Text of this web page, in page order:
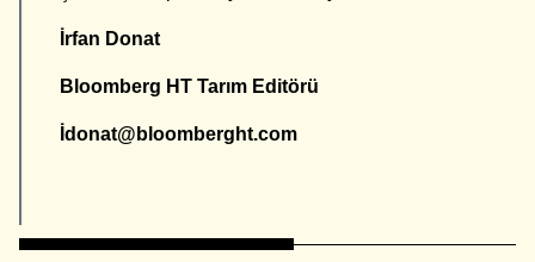
İrfan Donat
Bloomberg HT Tarım Editörü
donat@bloomberght.com